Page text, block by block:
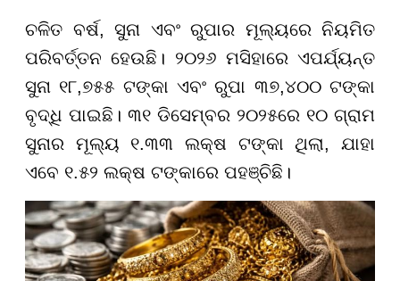
ଚଳିତ ବର୍ଷ, ସୁନା ଏବଂ ରୁପାର ମୂଲ୍ୟରେ ନିୟମିତ
ପରିବର୍ତ୍ତନ ହେଉଛି। ୨୦୨୬ ମସିହାରେ ଏପର୍ଯ୍ୟନ୍ତ
ସୁନା ୧୮,୭୫୫ ଟଙ୍କା ଏବଂ ରୁପା ୩୭,୪୦୦ ଟଙ୍କା
ବୃଦ୍ଧି ପାଇଛି। ୩୧ ଡିସେମ୍ବର ୨୦୨୫ରେ ୧୦ ଗ୍ରାମ
ସୁନାର ମୂଲ୍ୟ ୧.୩୩ ଲକ୍ଷ ଟଙ୍କା ଥିଲା, ଯାହା
ଏବେ ୧.୫୨ ଲକ୍ଷ ଟଙ୍କାରେ ପହଞ୍ଚିଛି।